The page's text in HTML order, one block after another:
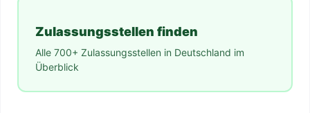
Zulassungsstellen finden
Alle 700+ Zulassungsstellen in Deutschland im
Überblick